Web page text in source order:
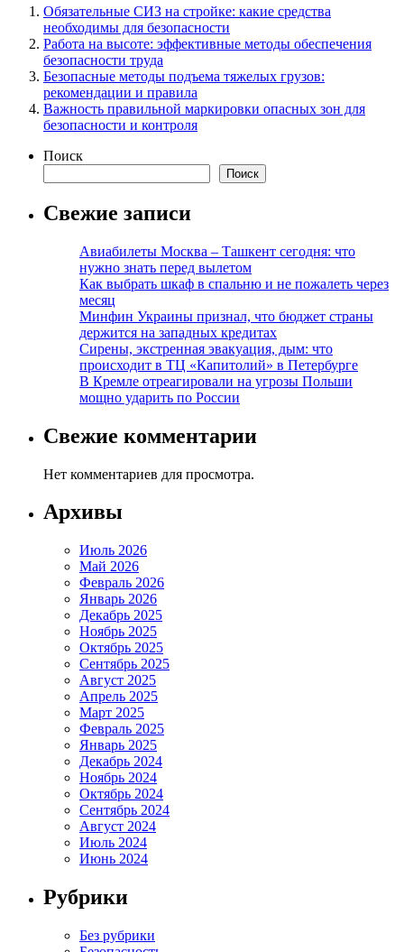
Обязательные СИЗ на стройке: какие средства
необходимы для безопасности
Работа на высоте: эффективные методы обеспечения
безопасности труда
Безопасные методы подъема тяжелых грузов:
рекомендации и правила
Важность правильной маркировки опасных зон для
безопасности и контроля
Поиск
Поиск
Свежие записи
Авиабилеты Москва – Ташкент сегодня: что
нужно знать перед вылетом
Как выбрать шкаф в спальню и не пожалеть через
месяц
Минфин Украины признал, что бюджет страны
держится на западных кредитах
Сирены, экстренная эвакуация, дым: что
происходит в ТЦ «Капитолий» в Петербурге
В Кремле отреагировали на угрозы Польши
мощно ударить по России
Свежие комментарии
Нет комментариев для просмотра.
Архивы
Июль 2026
Май 2026
Февраль 2026
Январь 2026
Декабрь 2025
Ноябрь 2025
Октябрь 2025
Сентябрь 2025
Август 2025
Апрель 2025
Март 2025
Февраль 2025
Январь 2025
Декабрь 2024
Ноябрь 2024
Октябрь 2024
Сентябрь 2024
Август 2024
Июль 2024
Июнь 2024
Рубрики
Без рубрики